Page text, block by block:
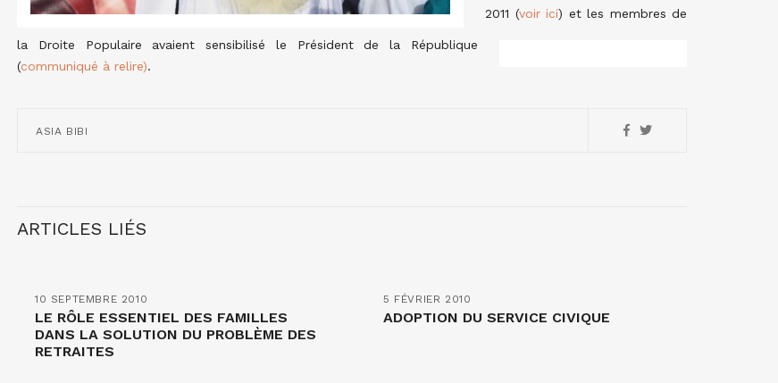
2011 (voir ici) et les membres de
la Droite Populaire avaient sensibilisé le Président de la République
(communiqué à relire).
ASIA BIBI
ARTICLES LIÉS
10 SEPTEMBRE 2010
LE RÔLE ESSENTIEL DES FAMILLES
DANS LA SOLUTION DU PROBLÈME DES
RETRAITES
5 FÉVRIER 2010
ADOPTION DU SERVICE CIVIQUE